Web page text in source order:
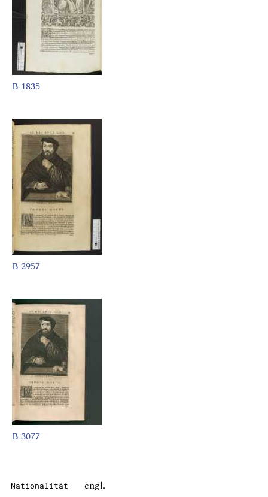
B 1835
B 2957
B 3077
Nationalität engl.